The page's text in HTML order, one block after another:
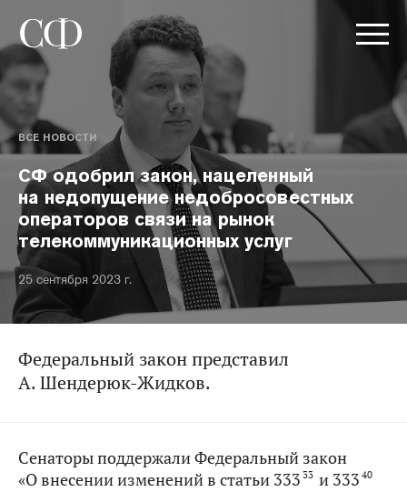
ВСЕ НОВОСТИ
СФ одобрил закон, нацеленный
на недопущение недобросовестных
операторов связи на рынок
телекоммуникационных услуг
25 сентября 2023 г.
Федеральный закон представил
А. Шендерюк-Жидков.
Сенаторы поддержали Федеральный закон
«О внесении изменений в статьи 333 33 и 333 40